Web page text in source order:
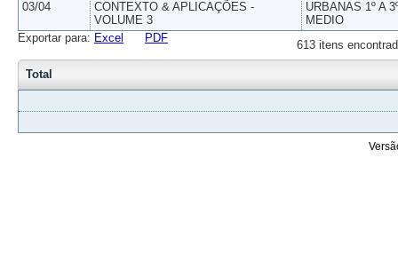
03/04
CONTEXTO & APLICAÇÕES -
VOLUME 3
URBANAS 1º A
MEDIO
613 itens
Exportar para: Excel PDF
Total